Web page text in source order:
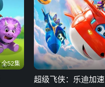
全52集
超级飞侠：乐迪加速